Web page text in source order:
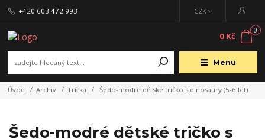
Menu
CZK
+420 603 472 993
0
0 Kč
Úvod Archiv Trička Šedo-modré dětské tričko s dinosaury (5-6 let)
Šedo-modré dětské tričko s